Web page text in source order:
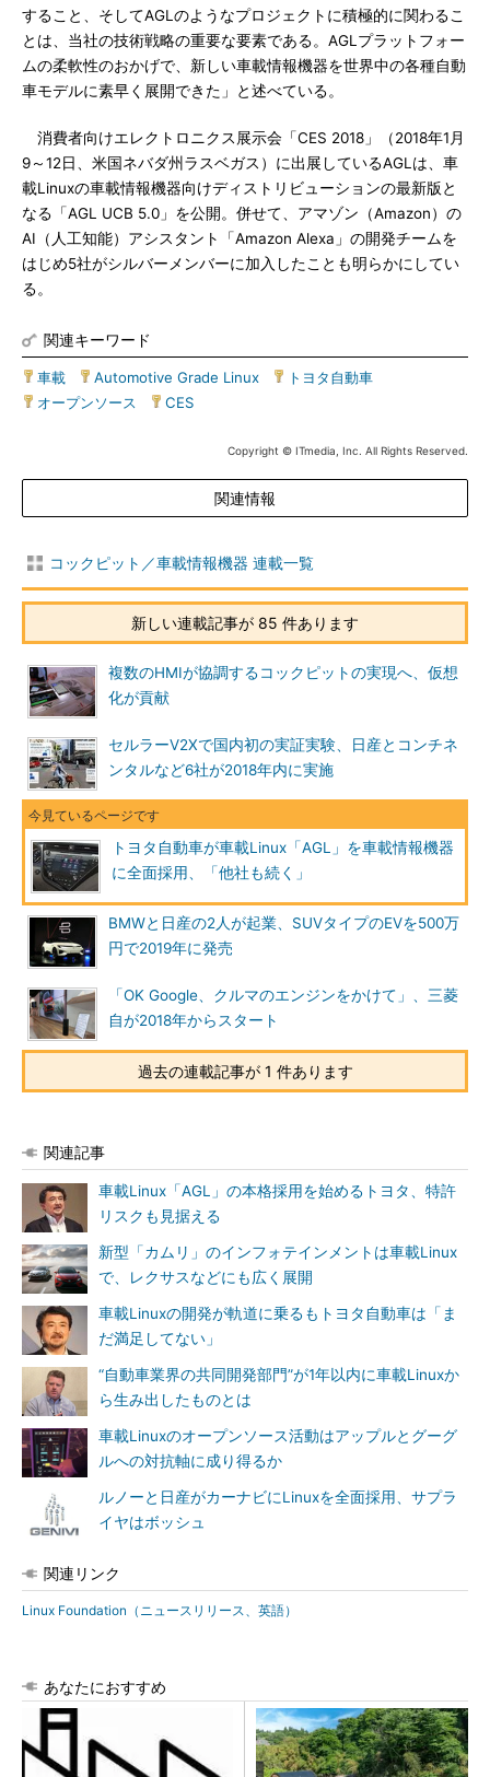
すること、そしてAGLのようなプロジェクトに積極的に関わるこ
とは、当社の技術戦略の重要な要素である。AGLプラットフォー
ムの柔軟性のおかげで、新しい車載情報機器を世界中の各種自動
車モデルに素早く展開できた」と述べている。
消費者向けエレクトロニクス展示会「CES 2018」（2018年1月
9～12日、米国ネバダ州ラスベガス）に出展しているAGLは、車
載Linuxの車載情報機器向けディストリビューションの最新版と
なる「AGL UCB 5.0」を公開。併せて、アマゾン（Amazon）の
AI（人工知能）アシスタント「Amazon Alexa」の開発チームを
はじめ5社がシルバーメンバーに加入したことも明らかにしてい
る。
関連キーワード
車載 Automotive Grade Linux トヨタ自動車
オープンソース
CES
Copyright © ITmedia, Inc. All Rights Reserved.
関連情報
コックピット／車載情報機器 連載一覧
新しい連載記事が 85 件あります
複数のHMIが協調するコックピットの実現へ、仮想
化が貢献
セルラーV2Xで国内初の実証実験、日産とコンチネ
ンタルなど6社が2018年内に実施
トヨタ自動車が車載Linux「AGL」を車載情報機器
に全面採用、「他社も続く」
BMWと日産の2人が起業、SUVタイプのEVを500万
円で2019年に発売
「OK Google、クルマのエンジンをかけて」、三菱
自が2018年からスタート
過去の連載記事が 1 件あります
関連記事
車載Linux「AGL」の本格採用を始めるトヨタ、特許
リスクも見据える
新型「カムリ」のインフォテインメントは車載Linux
で、レクサスなどにも広く展開
車載Linuxの開発が軌道に乗るもトヨタ自動車は「ま
だ満足してない」
“自動車業界の共同開発部門”が1年以内に車載Linuxか
ら生み出したものとは
車載Linuxのオープンソース活動はアップルとグーグ
ルへの対抗軸に成り得るか
ルノーと日産がカーナビにLinuxを全面採用、サプラ
イヤはボッシュ
関連リンク
Linux Foundation（ニュースリリース、英語）
あなたにおすすめ